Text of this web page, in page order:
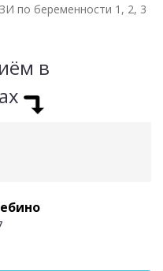
по беременности 1, 2, 3
в